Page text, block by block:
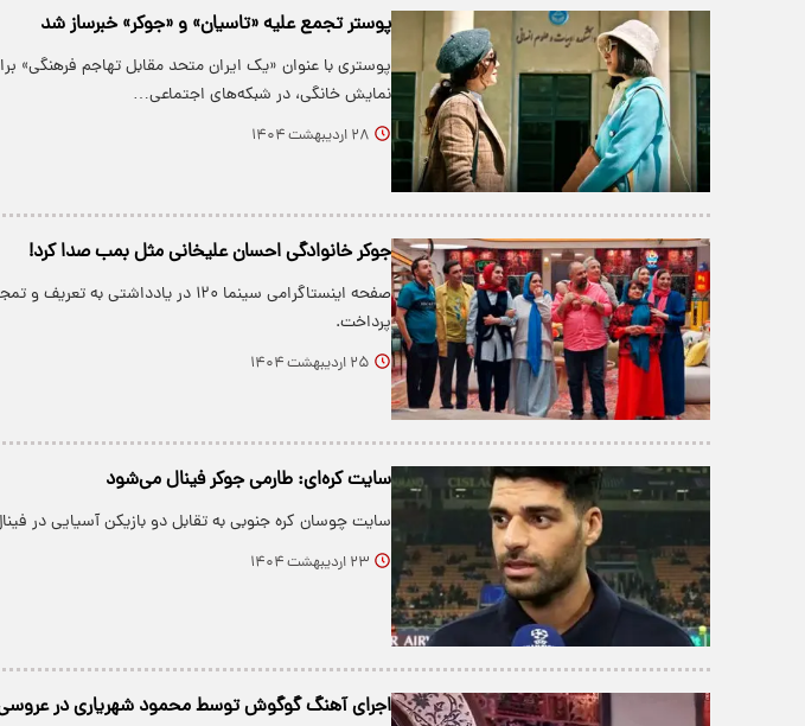
پوستر تجمع علیه «تاسیان» و «جوکر» خبرساز شد
پوستری با عنوان «یک ایران متحد مقابل تهاجم فرهنگی»
نمایش خانگی، در شبکه‌های اجتماعی…
۲۸ اردیبهشت ۱۴۰۴
جوکر خانوادگی احسان علیخانی مثل بمب صدا کرد!
​صفحه اینستاگرامی سینما ۱۲۰ در
پرداخت.
۲۵ اردیبهشت ۱۴۰۴
سایت کره‌ای: طارمی جوکر فینال می‌شود
​سایت چوسان کره جنوبی به تقابل دو بازیکن آسیایی در
۲۳ اردیبهشت ۱۴۰۴
اجرای آهنگ گوگوش توسط محمود شهریاری در